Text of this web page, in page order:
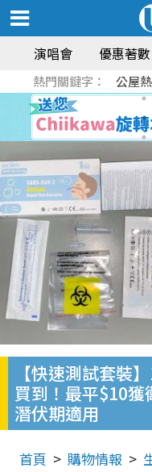
演唱會 優惠著數
熱門關鍵字： 公屋
【快速測試套裝
買到！最平$10
潛伏期適用
首頁 購物情報